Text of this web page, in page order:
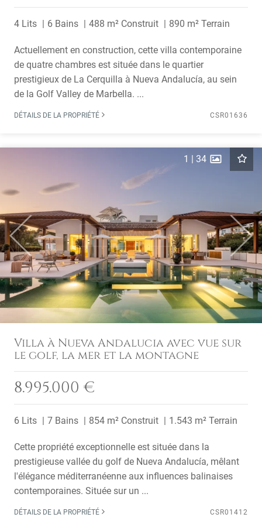
4 Lits 6 Bains 488 m² Construit 890 m² Terrain
Actuellement en construction, cette villa contemporaine
de quatre chambres est située dans le quartier
prestigieux de La Cerquilla à Nueva Andalucía, au sein
de la Golf Valley de Marbella. ...
DÉTAILS DE LA PROPRIÉTÉ CSR01636
Previous Next
1 | 34
Villa à Nueva Andalucia avec vue sur
le golf, la mer et la montagne
8.995.000 €
6 Lits 7 Bains 854 m² Construit 1.543 m² Terrain
Cette propriété exceptionnelle est située dans la
prestigieuse vallée du golf de Nueva Andalucía, mêlant
l'élégance méditerranéenne aux influences balinaises
contemporaines. Située sur un ...
DÉTAILS DE LA PROPRIÉTÉ CSR01412